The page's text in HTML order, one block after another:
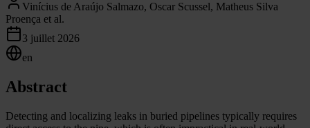
Vinícius de Araújo Salmazo, Oscar Scussel, Matheus Silva
Proença et al.
3 juillet 2026
en
Abstract
Detecting and localizing leaks in buried pipelines typically requires